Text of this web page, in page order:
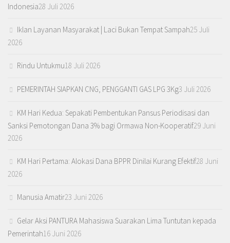
Indonesia28 Juli 2026
Iklan Layanan Masyarakat | Laci Bukan Tempat Sampah25 Juli
2026
Rindu Untukmu18 Juli 2026
PEMERINTAH SIAPKAN CNG, PENGGANTI GAS LPG 3Kg3 Juli 2026
KM Hari Kedua: Sepakati Pembentukan Pansus Periodisasi dan
Sanksi Pemotongan Dana 3% bagi Ormawa Non-Kooperatif29 Juni
2026
KM Hari Pertama: Alokasi Dana BPPR Dinilai Kurang Efektif28 Juni
2026
Manusia Amatir23 Juni 2026
Gelar Aksi PANTURA Mahasiswa Suarakan Lima Tuntutan kepada
Pemerintah16 Juni 2026